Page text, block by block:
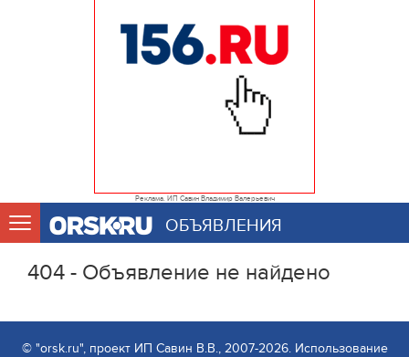
Реклама. ИП Савин Владимир Валерьевич
ОБЪЯВЛЕНИЯ
404 - Объявление не найдено
© "orsk.ru", проект ИП Савин В.В., 2007-2026. Использование